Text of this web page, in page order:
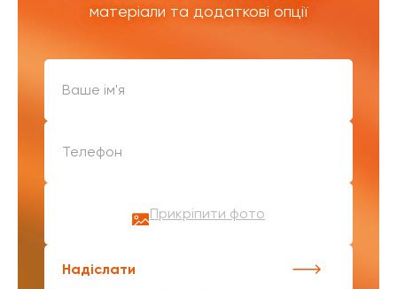
матеріали та додаткові опції
Прикріпити фото
Надіслати